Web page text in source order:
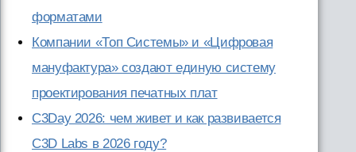
форматами
Компании «Топ Системы» и «Цифровая
мануфактура» создают единую систему
проектирования печатных плат
C3Day 2026: чем живет и как развивается
C3D Labs в 2026 году?